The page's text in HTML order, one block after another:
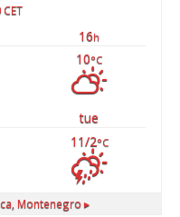
16h
10°C
tue
11/2°C
Montenegro ▸